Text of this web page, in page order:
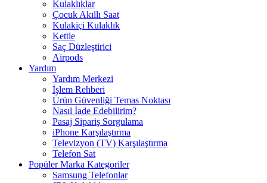
Kulaklıklar
Çocuk Akıllı Saat
Kulakiçi Kulaklık
Kettle
Saç Düzleştirici
Airpods
Yardım
Yardım Merkezi
İşlem Rehberi
Ürün Güvenliği Temas Noktası
Nasıl İade Edebilirim?
Pasaj Sipariş Sorgulama
iPhone Karşılaştırma
Televizyon (TV) Karşılaştırma
Telefon Sat
Popüler Marka Kategoriler
Samsung Telefonlar